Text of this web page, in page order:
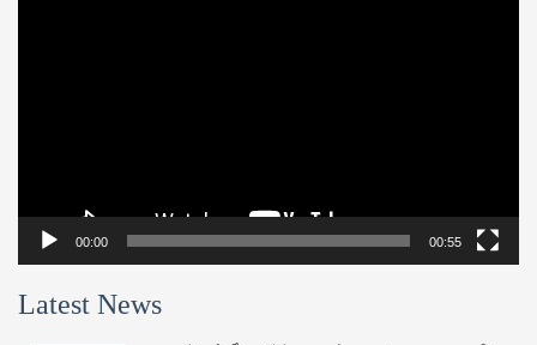
00:00 00:55
Latest News